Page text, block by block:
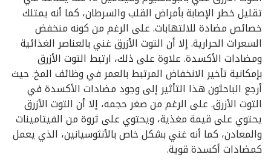
تقليل خطر الإصابة بأمراض القلب والسرطان، كما أنه يمتلك
خصائص مضادة للالتهابات. على الرغم من كونه منخفض
السعرات الحرارية. إلا أن التوت الأزرق غني بالعناصر الغذائية
ومضادات الأكسدة. علاوة على ذلك، ارتبط التوت الأزرق
بإمكانية تأخير الانخفاض المرتبط بالعمر في وظائف المخ. حيث
أرجع الباحثون هذا التأثير إلى وجود مضادات الأكسدة في
التوت الأزرق. على الرغم من صغر حجمه، إلا أن التوت الأزرق
يحتوي على قيمة مغذية، ويحتوي على ثروة من الفيتامينات
والمعادن، كما أنه غني بشكل خاص بالأنثوسيانين، الذي يعمل
كمضادات أكسدة قوية.